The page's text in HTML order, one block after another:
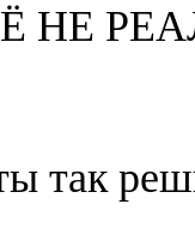
НЕ
так